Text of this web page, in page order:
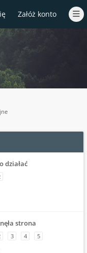
Załóż konto
działać
strona
3 4 5